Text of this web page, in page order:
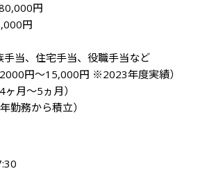
円
円
手当、住宅手当、役職手当など
円～15,000円 ※2023年度実績）
月～5ヵ月）
勤務から積立）